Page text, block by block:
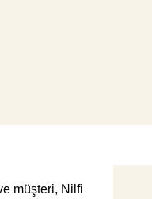
müşteri, Nilfi